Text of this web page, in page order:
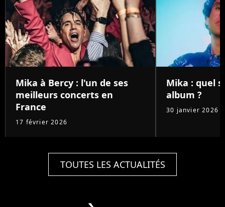
Mika à Bercy : l'un de ses
meilleurs concerts en
France
17 février 2026
Mika : quel
album ?
30 janvier 2026
TOUTES LES ACTUALITÉS